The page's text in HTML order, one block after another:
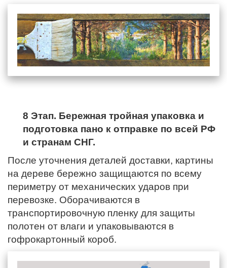
8 Этап. Бережная тройная упаковка и
подготовка пано к отправке по всей РФ
и странам СНГ.
После уточнения деталей доставки, картины
на дереве бережно защищаются по всему
периметру от механических ударов при
перевозке. Оборачиваются в
транспортировочную пленку для защиты
полотен от влаги и упаковываются в
гофрокартонный короб.